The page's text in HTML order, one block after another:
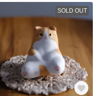
SOLD OUT